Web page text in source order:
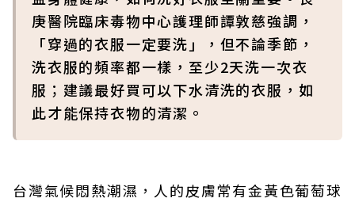
庚醫院臨床毒物中心護理師譚敦慈強調，
「穿過的衣服一定要洗」，但不論季節，
洗衣服的頻率都一樣，至少2天洗一次衣
服；建議最好買可以下水清洗的衣服，如
此才能保持衣物的清潔。
台灣氣候悶熱潮濕，人的皮膚常有金黃色葡萄球